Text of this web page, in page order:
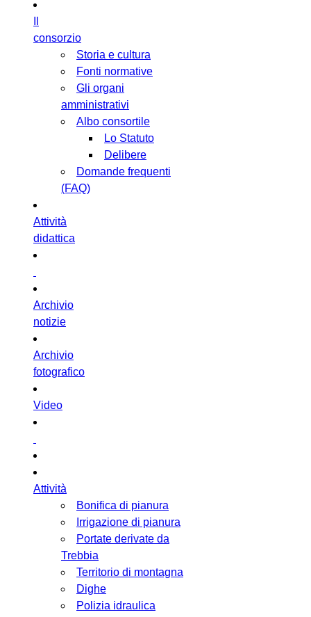
consorzio
Storia e cultura
Fonti normative
Gli organi
amministrativi
Albo consortile
Lo Statuto
Delibere
Domande frequenti
(FAQ)
Attività
didattica
Archivio
notizie
Archivio
fotografico
Video
Attività
Bonifica di pianura
Irrigazione di pianura
Portate derivate da
Trebbia
Territorio di montagna
Dighe
Polizia idraulica